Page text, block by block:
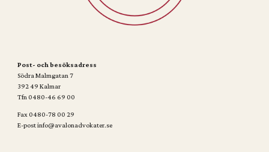
Post- och besöksadress
Södra Malmgatan 7
392 49 Kalmar
Tfn 0480-46 69 00
Fax 0480-78 00 29
E-post info@avalonadvokater.se